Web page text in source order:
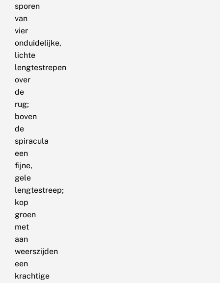
sporen
van
vier
onduidelijke,
lichte
lengtestrepen
over
de
rug;
boven
de
spiracula
een
fijne,
gele
lengtestreep;
kop
groen
met
aan
weerszijden
een
krachtige